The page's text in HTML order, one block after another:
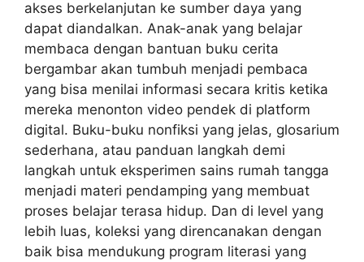
akses berkelanjutan ke sumber daya yang
dapat diandalkan. Anak-anak yang belajar
membaca dengan bantuan buku cerita
bergambar akan tumbuh menjadi pembaca
yang bisa menilai informasi secara kritis ketika
mereka menonton video pendek di platform
digital. Buku-buku nonfiksi yang jelas, glosarium
sederhana, atau panduan langkah demi
langkah untuk eksperimen sains rumah tangga
menjadi materi pendamping yang membuat
proses belajar terasa hidup. Dan di level yang
lebih luas, koleksi yang direncanakan dengan
baik bisa mendukung program literasi yang